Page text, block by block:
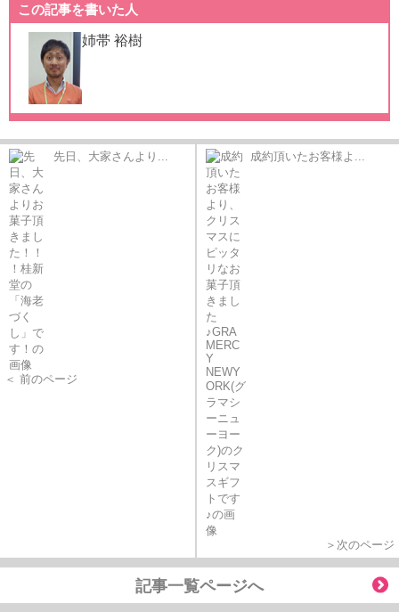
この記事を書いた人
姉帯 裕樹
先日、大家さんより...
＜ 前のページ
成約頂いたお客様よ...
＞次のページ
記事一覧ページへ